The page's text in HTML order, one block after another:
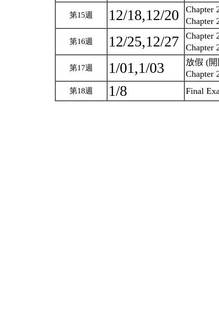
第15週 12/18,12/20
Chapter
Chapter
第16週 12/25,12/27
Chapter
Chapter
第17週 1/01,1/03
放假 (
Chapter
第18週 1/8 Final